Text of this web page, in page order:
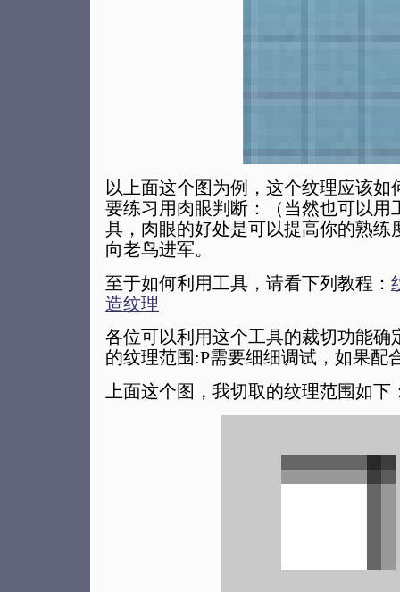
以上面这个图为例，这个纹理应该如
要练习用肉眼判断：（当然也可以用
具，肉眼的好处是可以提高你的熟练
向老鸟进军。
至于如何利用工具，请看下列教程：
造纹理
各位可以利用这个工具的裁切功能确
的纹理范围:P需要细细调试，如果配
上面这个图，我切取的纹理范围如下